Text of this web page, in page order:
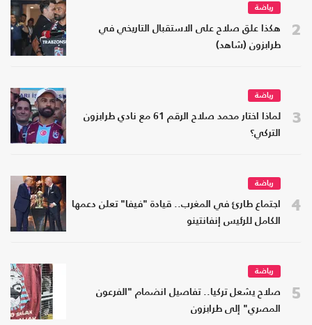
2
رياضة
هكذا علق صلاح على الاستقبال التاريخي في
طرابزون (شاهد)
3
رياضة
لماذا اختار محمد صلاح الرقم 61 مع نادي طرابزون
التركي؟
4
رياضة
اجتماع طارئ في المغرب.. قيادة "فيفا" تعلن دعمها
الكامل للرئيس إنفانتينو
5
رياضة
صلاح يشعل تركيا.. تفاصيل انضمام "الفرعون
المصري" إلى طرابزون